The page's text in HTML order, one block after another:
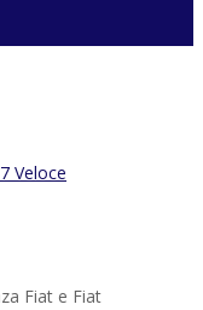
Veloce
Fiat e Fiat